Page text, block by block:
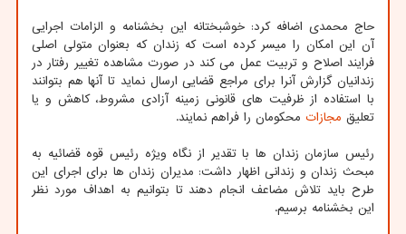
حاج محمدی اضافه کرد: خوشبختانه این بخشنامه و الزامات اجرایی
آن این امکان را میسر کرده است که زندان که بعنوان متولی اصلی
فرایند اصلاح و تربیت عمل می کند در صورت مشاهده تغییر رفتار در
زندانیان گزارش آنرا برای مراجع قضایی ارسال نماید تا آنها هم بتوانند
با استفاده از ظرفیت های قانونی زمینه آزادی مشروط، کاهش و یا
تعلیق مجازات محکومان را فراهم نمایند.
رئیس سازمان زندان ها با تقدیر از نگاه ویژه رئیس قوه قضائیه به
مبحث زندان و زندانی اظهار داشت: مدیران زندان ها برای اجرای این
طرح باید تلاش مضاعف انجام دهند تا بتوانیم به اهداف مورد نظر
این بخشنامه برسیم.